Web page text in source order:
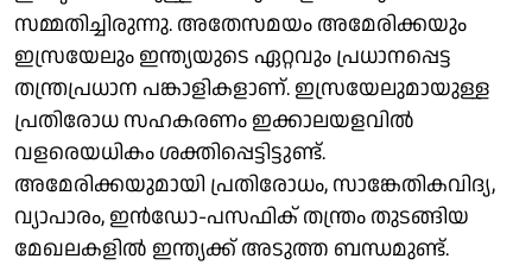
സമ്മതിച്ചിരുന്നു. അതേസമയം അമേരിക്കയും
ഇസ്രയേലും ഇന്ത്യയുടെ ഏറ്റവും പ്രധാനപ്പെട്ട
തന്ത്രപ്രധാന പങ്കാളികളാണ്. ഇസ്രയേലുമായുള്ള
പ്രതിരോധ സഹകരണം ഇ​ക്കാലയളവിൽ
വളരെയധികം ശക്തിപ്പെട്ടിട്ടുണ്ട്.
അമേരിക്കയുമായി പ്രതിരോധം, സാങ്കേതികവിദ്യ,
വ്യാപാരം, ഇൻഡോ-പസഫിക് തന്ത്രം തുടങ്ങിയ
മേഖലകളിൽ ഇന്ത്യക്ക് അടുത്ത ബന്ധമുണ്ട്.